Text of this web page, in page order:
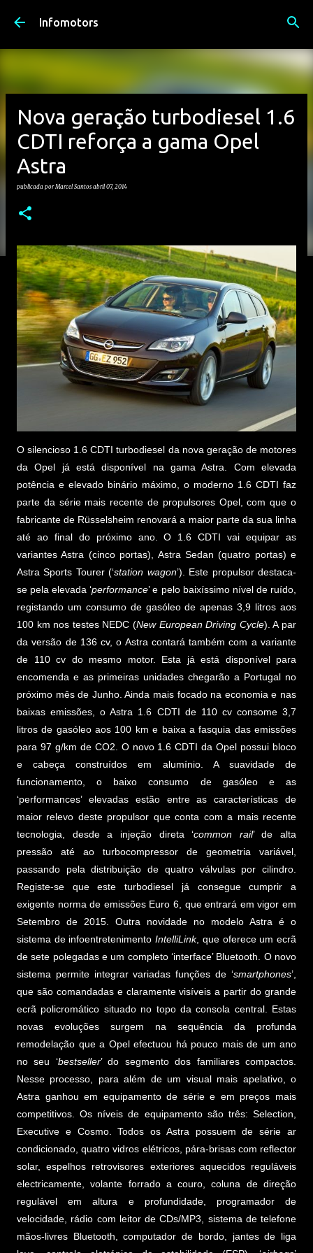
Avançar para o conteúdo principal
Infomotors
Nova geração turbodiesel 1.6
CDTI reforça a gama Opel
Astra
publicada porMarcel Santos abril 07, 2014
O silencioso 1.6 CDTI turbodiesel da nova geração de motores
da Opel já está disponível na gama Astra. Com elevada
potência e elevado binário máximo, o moderno 1.6 CDTI faz
parte da série mais recente de propulsores Opel, com que o
fabricante de Rüsselsheim renovará a maior parte da sua linha
até ao final do próximo ano. O 1.6 CDTI vai equipar as
variantes Astra (cinco portas), Astra Sedan (quatro portas) e
Astra Sports Tourer (‘station wagon’). Este propulsor destaca-
se pela elevada ‘performance’ e pelo baixíssimo nível de ruído,
registando um consumo de gasóleo de apenas 3,9 litros aos
100 km nos testes NEDC (New European Driving Cycle). A par
da versão de 136 cv, o Astra contará também com a variante
de 110 cv do mesmo motor. Esta já está disponível para
encomenda e as primeiras unidades chegarão a Portugal no
próximo mês de Junho. Ainda mais focado na economia e nas
baixas emissões, o Astra 1.6 CDTI de 110 cv consome 3,7
litros de gasóleo aos 100 km e baixa a fasquia das emissões
para 97 g/km de CO2. O novo 1.6 CDTI da Opel possui bloco
e cabeça construídos em alumínio. A suavidade de
funcionamento, o baixo consumo de gasóleo e as
‘performances’ elevadas estão entre as características de
maior relevo deste propulsor que conta com a mais recente
tecnologia, desde a injeção direta ‘common rail’ de alta
pressão até ao turbocompressor de geometria variável,
passando pela distribuição de quatro válvulas por cilindro.
Registe-se que este turbodiesel já consegue cumprir a
exigente norma de emissões Euro 6, que entrará em vigor em
Setembro de 2015. Outra novidade no modelo Astra é o
sistema de infoentretenimentoIntelliLink, que oferece um ecrã
de sete polegadas e um completo ‘interface’ Bluetooth. O novo
sistema permite integrar variadas funções de ‘smartphones’,
que são comandadas e claramente visíveis a partir do grande
ecrã policromático situado no topo da consola central. Estas
novas evoluções surgem na sequência da profunda
remodelação que a Opel efectuou há pouco mais de um ano
no seu ‘bestseller’ do segmento dos familiares compactos.
Nesse processo, para além de um visual mais apelativo, o
Astra ganhou em equipamento de série e em preços mais
competitivos. Os níveis de equipamento são três: Selection,
Executive e Cosmo. Todos os Astra possuem de série ar
condicionado, quatro vidros elétricos, pára-brisas com reflector
solar, espelhos retrovisores exteriores aquecidos reguláveis
electricamente, volante forrado a couro, coluna de direção
regulável em altura e profundidade, programador de
velocidade, rádio com leitor de CDs/MP3, sistema de telefone
mãos-livres Bluetooth, computador de bordo, jantes de liga